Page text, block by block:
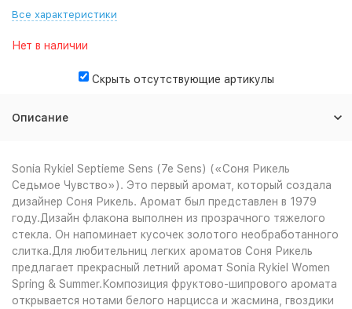
Все характеристики
Нет в наличии
Скрыть отсутствующие артикулы
Описание
Sonia Rykiel Septieme Sens (7e Sens) («Соня Рикель
Седьмое Чувство»). Это первый аромат, который создала
дизайнер Соня Рикель. Аромат был представлен в 1979
году.Дизайн флакона выполнен из прозрачного тяжелого
стекла. Он напоминает кусочек золотого необработанного
слитка.Для любительниц легких ароматов Соня Рикель
предлагает прекрасный летний аромат Sonia Rykiel Women
Spring & Summer.Композиция фруктово-шипрового аромата
открывается нотами белого нарцисса и жасмина, гвоздики